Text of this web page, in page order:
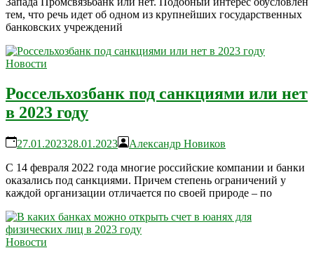
тем, что речь идет об одном из крупнейших государственных
банковских учреждений
Новости
Россельхозбанк под санкциями или нет
в 2023 году
27.01.202328.01.2023
Александр Новиков
С 14 февраля 2022 года многие российские компании и банки
оказались под санкциями. Причем степень ограничений у
каждой организации отличается по своей природе – по
Новости